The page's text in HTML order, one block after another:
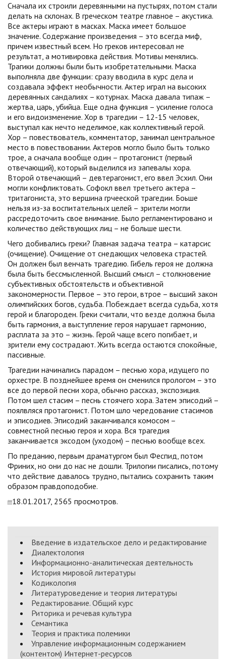
Сначала их строили деревянными на пустырях, потом стали
делать на склонах. В греческом театре главное – акустика.
Все актеры играют в масках. Маска имеет большое
значение. Содержание произведения – это всегда миф,
причем известный всем. Но греков интересовал не
результат, а мотивировка действия. Мотивы менялись.
Трагики должны были быть изобретательными. Маска
выполняла две функции: сразу вводила в курс дела и
создавала эффект необычности. Актер играл на высоких
деревянных сандалиях – котурнах. Маска давала типаж –
жертва, царь, убийца. Еще одна функция – усиление голоса
и его видоизменение. Хор в трагедии – 12-15 человек,
выступал как нечто неделимое, как коллективный герой.
Хор – повествователь, комментатор, занимал центральное
место в повествовании. Актеров могло было быть только
трое, а сначала вообще один – протагонист (первый
отвечающий), который выделился из запевалы хора.
Второй отвечающий – девтерагонист, его ввел Эсхил. Они
могли конфликтовать. Софокл ввел третьего актера –
тритагониста, это вершина грчееской трагедии. Боьше
нельзя из-за воспитательных целей – зрители могли
рассредоточить свое внимание. Было регламентировано и
количество действующих лиц – не больше шести.
Чего добивались греки? Главная задача театра – катарсис
(очищение). Очищение от снедающих человека страстей.
Он должен был венчать трагедию. Гибель героя не должна
была быть бессмысленной. Высший смысл – столкновение
субъективных обстоятельств и объективной
закономерности. Первое – это герои, втрое – высший закон
олимпийских богов, судьба. Побеждает всегда судьба, хотя
герой и благороден. Греки считали, что везде должна была
быть гармония, а выступление героя нарушает гармонию,
расплата за это – жизнь. Герой чаще всего погибает, и
зрители ему сострадают. Жить всегда остаются спокойные,
пассивные.
Трагедии начинались парадом – песнью хора, идущего по
орхестре. В позднейшее время он сменился прологом – это
все до первой песни хора, обычно рассказ, экспозиция.
Потом шел стасим – песнь стоячего хора. Затем эписодий –
поялвляся протагонист. Потом шло чередование стасимов
и эписодиев. Эписодий заканчивался комосом –
совместной песнью героя и хора. Вся трагедия
заканчивается эксодом (уходом) – песнью вообще всех.
По преданию, первым драматургом был Феспид, потом
Фриних, но они до нас не дошли. Трилогии писались, потому
что действие давалось трудно, пытались сохранить таким
образом правдоподобие.
18.01.2017, 2565 просмотров.
Введение в издательское дело и редактирование
Диалектология
Информационно-аналитическая деятельность
История мировой литературы
Кодикология
Литературоведение и теория литературы
Редактирование. Общий курс
Риторика и речевая культура
Семантика
Теория и практика полемики
Управление информационным содержанием
(контентом) Интернет-ресурсов